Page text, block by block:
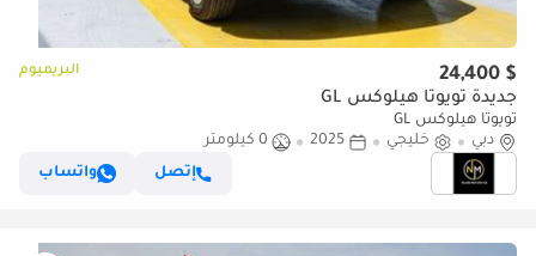
$ 24,400 البريميوم
جديدة تويوتا هيلوكس GL
تويوتا هيلوكس GL
دبي
خليجي 2025
0 كيلومتر
إتصل
واتساب